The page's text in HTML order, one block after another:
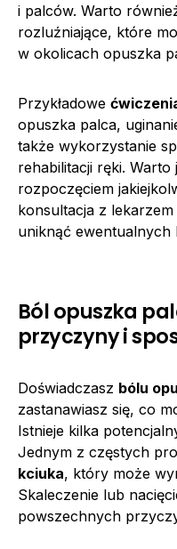
i palców. Warto
rozluźniające, które
w okolicach opuszka
Przykładowe
opuszka palca,
także wykorzystanie
rehabilitacji ręki.
rozpoczęciem
konsultacja z
uniknąć ewentualnych
Ból opuszka
przyczyny i
Doświadczasz bólu
zastanawiasz się, co
Istnieje kilka
Jednym z częstych
kciuka, który może
Skaleczenie lub
powszechnych